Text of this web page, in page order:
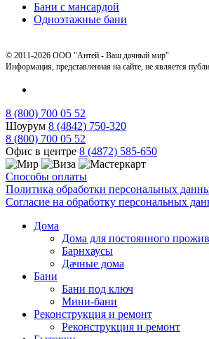
Бани с мансардой
Одноэтажные бани
© 2011-2026 ООО "Антей - Ваш дачный мир"
Информация, представленная на сайте, не является
8 (800) 700 05 52
Шоурум 8 (4842) 750-320
8 (800) 700 05 52
Офис в центре 8 (4872) 585-650
Способы оплаты
Политика обработки персональных
Согласие на обработку персональных
Дома
Дома для постоянного
Барнхаусы
Дачные дома
Бани
Бани под ключ
Мини-бани
Реконструкция и ремонт
Реконструкция и ремонт